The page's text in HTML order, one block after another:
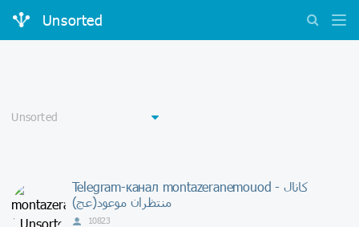
Unsorted
Telegram-канал montazeranemouod - کانال
منتظران موعود(عج)
10823